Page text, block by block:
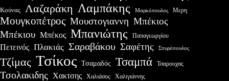
Κούνας Λαζαράκη Λαμπάκης Μαρκόπουλος Μερη
Μουγκοπέτρος Μουστογιαννη Μπέκιος
Μπέκιου Μπέκος Μπανιώτης Παπαγεωργίου
Πετεινός Πλακιάς Σαραβάκου Σαφέτης Σπυρόπουλος
Τζίμας Τσίκος Τσαμαδός Τσαμπά Τσαρουχας
Τσολακιδης Χακτσης Χαλιάσος Χαλιγιάννης